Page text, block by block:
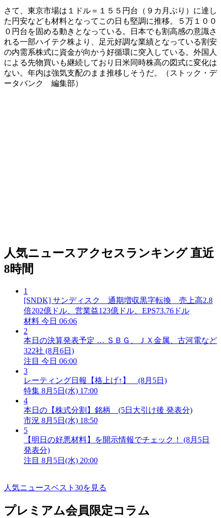
さて、東京市場は１ドル＝１５５円台（９カ月ぶり）に達し
た円安なども材料となってこの日も堅調に推移。５万１００
０円台を固める動きとなっている。日本でも割高感の意識さ
れる一部ハイテク株より、足元好調な業績となっている割安
の内需系株式に資金が向かう好循環に突入している。外国人
による先物買いも継続しており日米同時株高の図式に変化は
ない。年内は強気支配のまま推移しそうだ。（ストック・デ
ータバンク 編集部）
人気ニュースアクセスランキング 直近
8時間
1
[SNDK] サンディスク 通期増収黒字転換 売上高2.8
倍202億ドル、営業益123億ドル、EPS73.76ドル
材料 今日 06:06
2
本日の決算発表予定 … ＳＢＧ、ＪＸ金属、古河電など
322社 (8月6日)
注目 今日 06:00
3
レーティング日報【格上げ↑】 (8月5日)
特集 8月5日(水) 17:00
4
本日の【株式分割】銘柄 (5日大引け後 発表分)
市況 8月5日(水) 18:50
5
【明日の好悪材料】を開示情報でチェック！ (8月5日
発表分)
注目 8月5日(水) 20:00
人気ニュースベスト30を見る
プレミアム会員限定コラム